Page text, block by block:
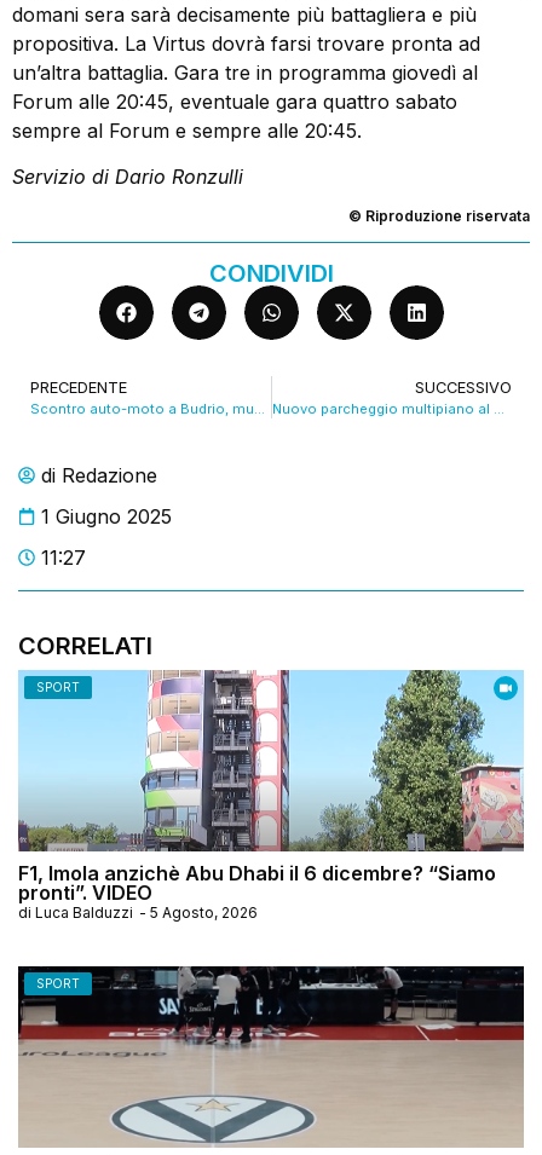
di Redazione
1 Giugno 2025
11:27
CORRELATI
SPORT
F1, Imola anzichè Abu Dhabi il 6 dicembre? “Siamo
pronti”. VIDEO
di Luca Balduzzi - 5 Agosto, 2026
SPORT
domani sera sarà decisamente più battagliera e più
propositiva. La Virtus dovrà farsi trovare pronta ad
un’altra battaglia. Gara tre in programma giovedì al
Forum alle 20:45, eventuale gara quattro sabato
sempre al Forum e sempre alle 20:45.
Servizio di Dario Ronzulli
© Riproduzione riservata
CONDIVIDI
PRECEDENTE SUCCESSIVO